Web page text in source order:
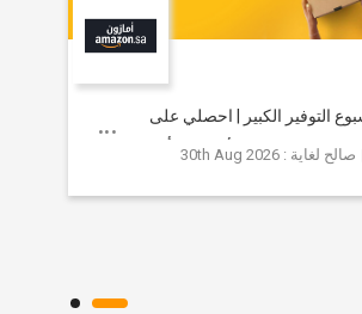
التوفير الكبير | احصلي على
التجميل الأساسية بأسعار تبدأصالح لغاية : 30th Aug 2026